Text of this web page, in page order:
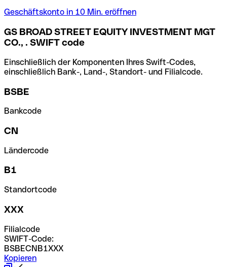
Geschäftskonto in 10 Min. eröffnen
GS BROAD STREET EQUITY INVESTMENT MGT
CO., . SWIFT code
Einschließlich der Komponenten Ihres Swift-Codes,
einschließlich Bank-, Land-, Standort- und Filialcode.
BSBE
Bankcode
CN
Ländercode
B1
Standortcode
XXX
Filialcode
SWIFT-Code:
BSBECNB1XXX
Kopieren